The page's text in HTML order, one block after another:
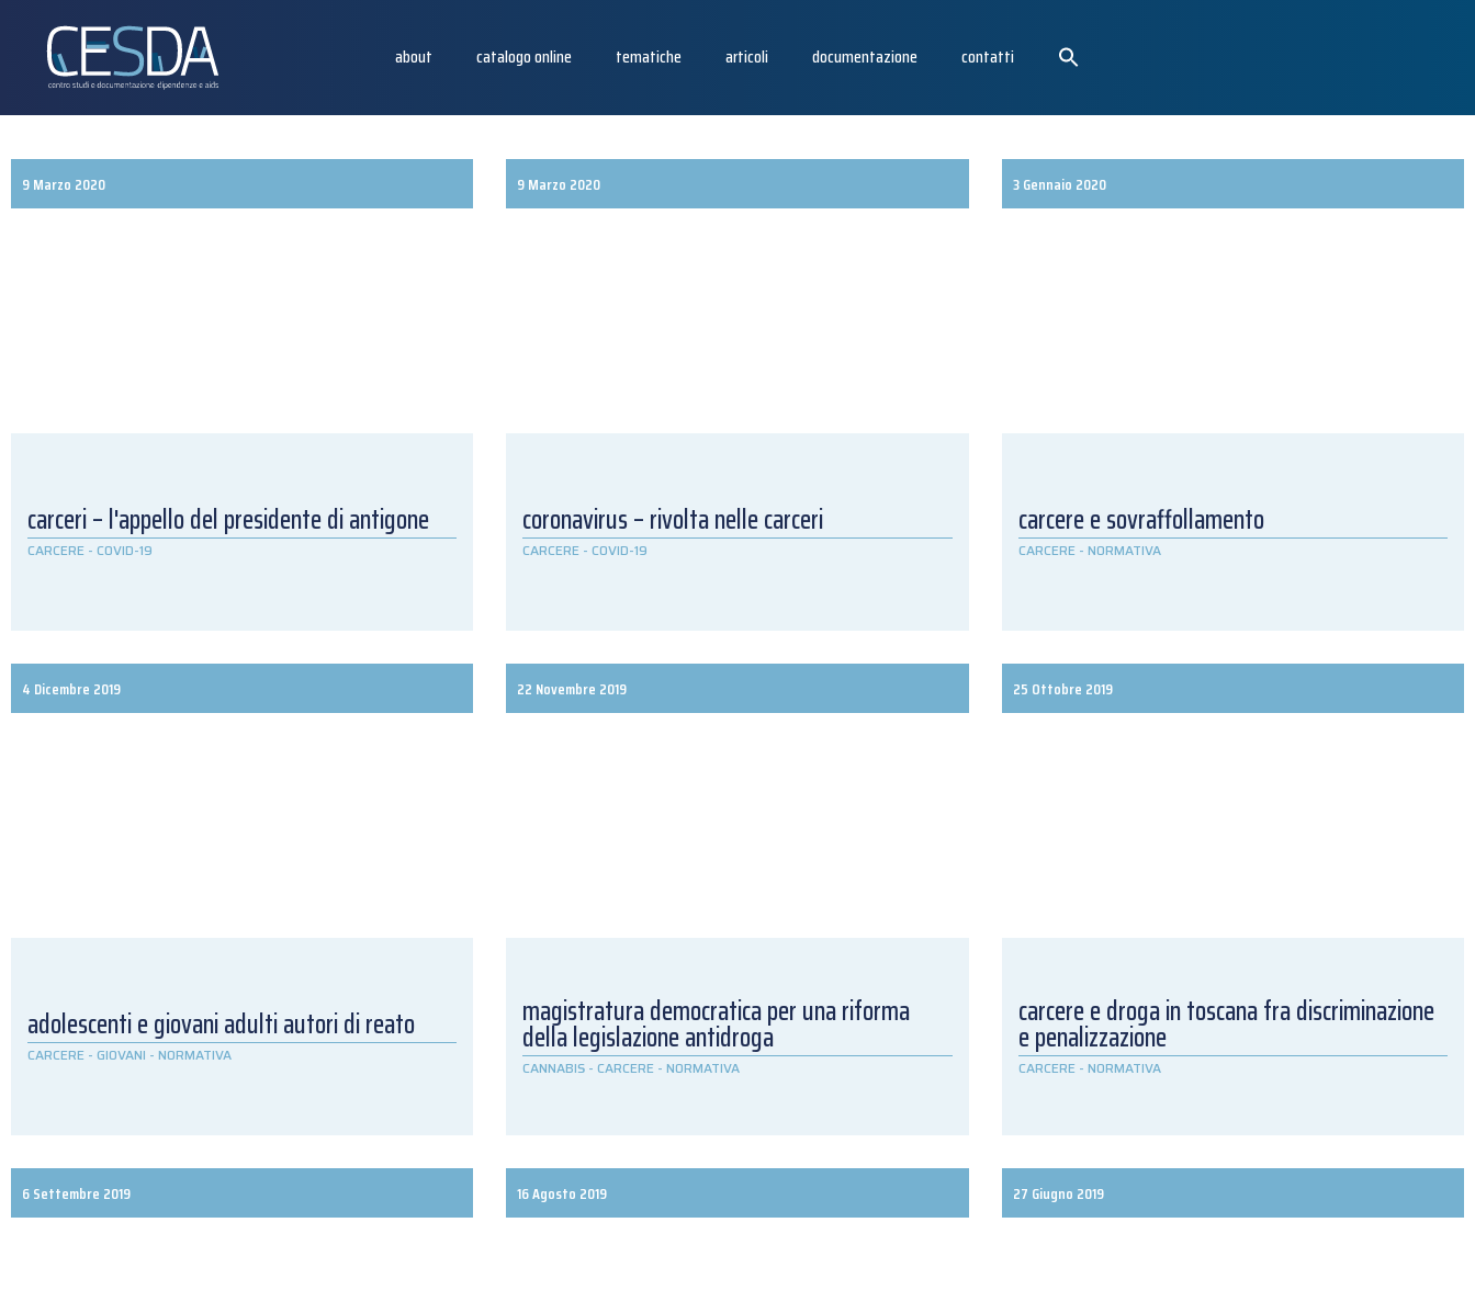
about catalogo online tematiche articoli documentazione contatti
9 Marzo 2020
carceri – l'appello del presidente di antigone
CARCERE - COVID-19
9 Marzo 2020
coronavirus – rivolta nelle carceri
CARCERE -COVID-19
3 Gennaio 2020
carcere e sovraffollamento
CARCERE - NORMATIVA
4 Dicembre 2019
adolescenti e giovani adulti autori di reato
CARCERE - GIOVANI - NORMATIVA
22 Novembre 2019
magistratura democratica per una riforma
della legislazione antidroga
CANNABIS -CARCERE -NORMATIVA
25 Ottobre 2019
carcere e droga in toscana fra discriminazione
e penalizzazione
CARCERE - NORMATIVA
6 Settembre 2019 16 Agosto 2019 27 Giugno 2019